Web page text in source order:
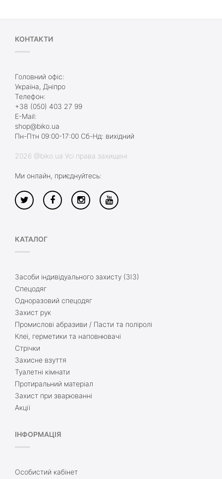
КОНТАКТИ
Головний офіс:
Україна, Дніпро
Телефон:
+38 (050) 403 27 99
E-Mail:
shop@biko.ua
Пн-Птн 09:00-17:00 Сб-Нд: вихідний
2026 @biko.ua Усі права захищені
Ми онлайн, приєднуйтесь:
КАТАЛОГ
Засоби індивідуального захисту (ЗІЗ)
Спецодяг
Одноразовий спецодяг
Захист рук
Промислові абразиви / Пасти та поліролі
Клеї, герметики та наповнювачі
Стрічки
Захисне взуття
Туалетні кімнати
Протиральний матеріал
Захист при зварюванні
Акції
ІНФОРМАЦІЯ
Особистий кабінет